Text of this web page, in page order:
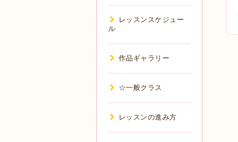
レッスンスケジュー
ル
作品ギャラリー
☆一般クラス
レッスンの進み方